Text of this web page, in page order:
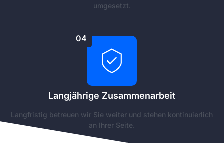
umgesetzt.
04
Langjährige Zusammenarbeit
Langfristig betreuen wir Sie weiter und stehen kontinuierlich
an Ihrer Seite.